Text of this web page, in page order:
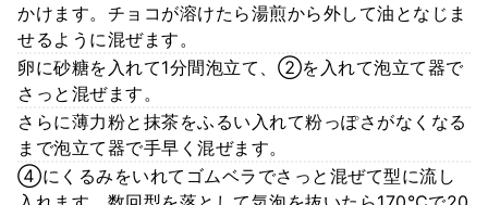
かけます。チョコが溶けたら湯煎から外して油となじま
せるように混ぜます。
卵に砂糖を入れて1分間泡立て、②を入れて泡立て器で
さっと混ぜます。
さらに薄力粉と抹茶をふるい入れて粉っぽさがなくなる
まで泡立て器で手早く混ぜます。
④にくるみをいれてゴムベラでさっと混ぜて型に流し